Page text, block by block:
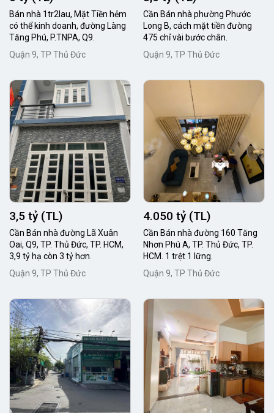
Bán nhà 1tr2lau, Mặt Tiền hẻm
có thể kinh doanh, đường Làng
Tăng Phú, P.TNPA, Q9.
Quận 9, TP Thủ Đức
Cần Bán nhà phường Phước
Long B, cách mặt tiền đường
475 chỉ vài bước chân.
Quận 9, TP Thủ Đức
3,5 tỷ (TL)
Cần Bán nhà đường Lã Xuân
Oai, Q9, TP. Thủ Đức, TP. HCM,
3,9 tỷ hạ còn 3 tỷ hơn.
Quận 9, TP Thủ Đức
4.050 tỷ (TL)
Cần Bán nhà đường 160 Tăng
Nhơn Phú A, TP. Thủ Đức, TP.
HCM. 1 trệt 1 lững.
Quận 9, TP Thủ Đức